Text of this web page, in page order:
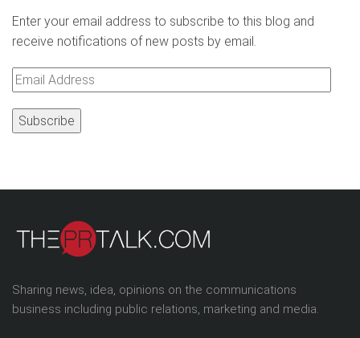
Enter your email address to subscribe to this blog and
receive notifications of new posts by email.
Email
Sharing news, idea, opinions on the communications
business including public relations, marketing and media.